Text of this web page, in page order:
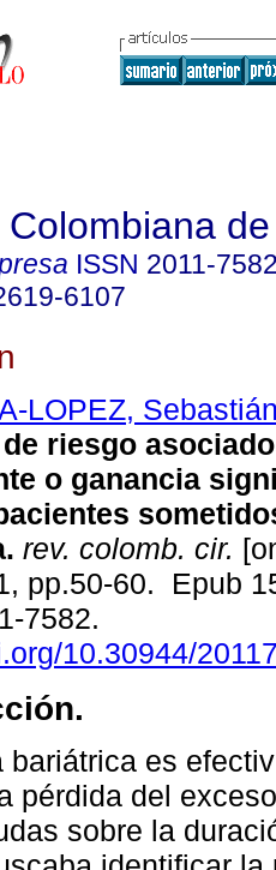
Colombiana
ISSN 2011-
6107
LOPEZ,
riesgo
o ganancia
rev. colomb. cir.
pp.50-60. Epub
7582.
10.30944/
bariátrica es
pérdida del
sobre la